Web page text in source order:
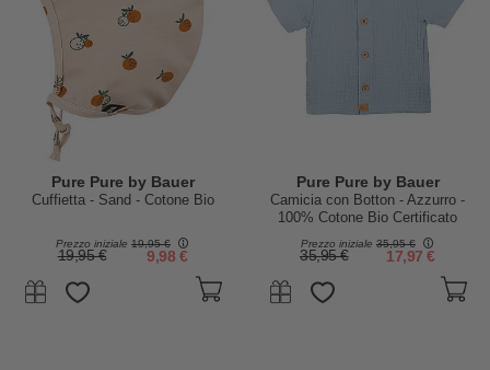
Pure Pure by Bauer
Cuffietta - Sand - Cotone Bio
Prezzo iniziale 19,95 €
19,95 € 9,98 €
Pure Pure by Bauer
Camicia con Botton - Azzurro -
100% Cotone Bio Certificato
Prezzo iniziale 35,95 €
35,95 € 17,97 €